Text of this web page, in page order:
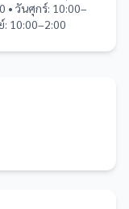
• วันศุกร์: 10:00–
: 10:00–2:00